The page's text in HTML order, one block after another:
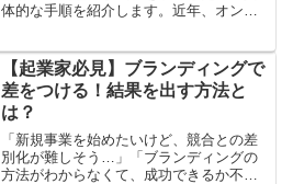
体的な手順を紹介します。近年、オンラ
ます。本記事では、具体的な事例や成功
の秘訣を通じて、会計士や...
【起業家必見】ブランディングで
差をつける！結果を出す方法と
は？
「新規事業を始めたいけど、競合との差
別化が難しそう…」「ブランディングの
方法がわからなくて、成功できるか不